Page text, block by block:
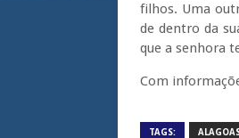
filhos. Uma
de dentro da
que a senhora
Com
TAGS: